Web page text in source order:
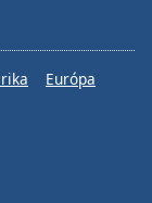
Európa